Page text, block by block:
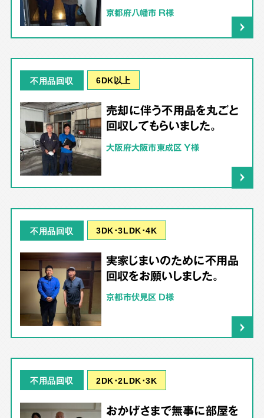
京都府八幡市 R様
不用品回収 6DK以上
売却に伴う不用品を丸ごと
回収してもらいました。
大阪府大阪市東成区 Y様
不用品回収 3DK･3LDK･4K
実家じまいのために不用品
回収をお願いしました。
京都市伏見区 D様
不用品回収 2DK･2LDK･3K
おかげさまで無事に部屋を